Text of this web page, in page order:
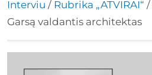
Interviu / Rubrika „ATVIRAI“ /
Garsą valdantis architektas